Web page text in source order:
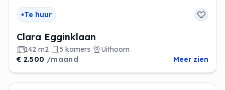
Te huur
Clara Egginklaan
142 m2 5 kamers
Uithoorn
€ 2.500 /maand Meer zien